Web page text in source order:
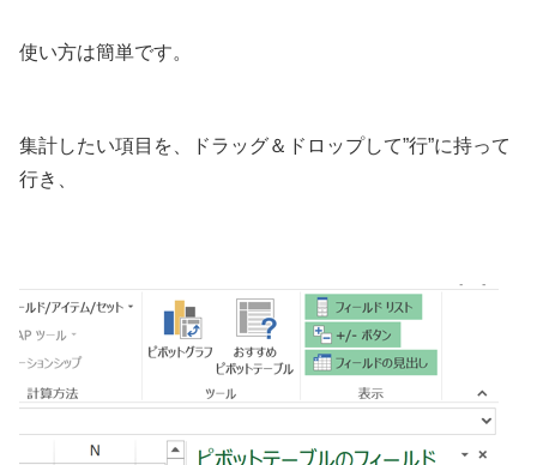
使い方は簡単です。
集計したい項目を、ドラッグ＆ドロップして”行”に持って
行き、